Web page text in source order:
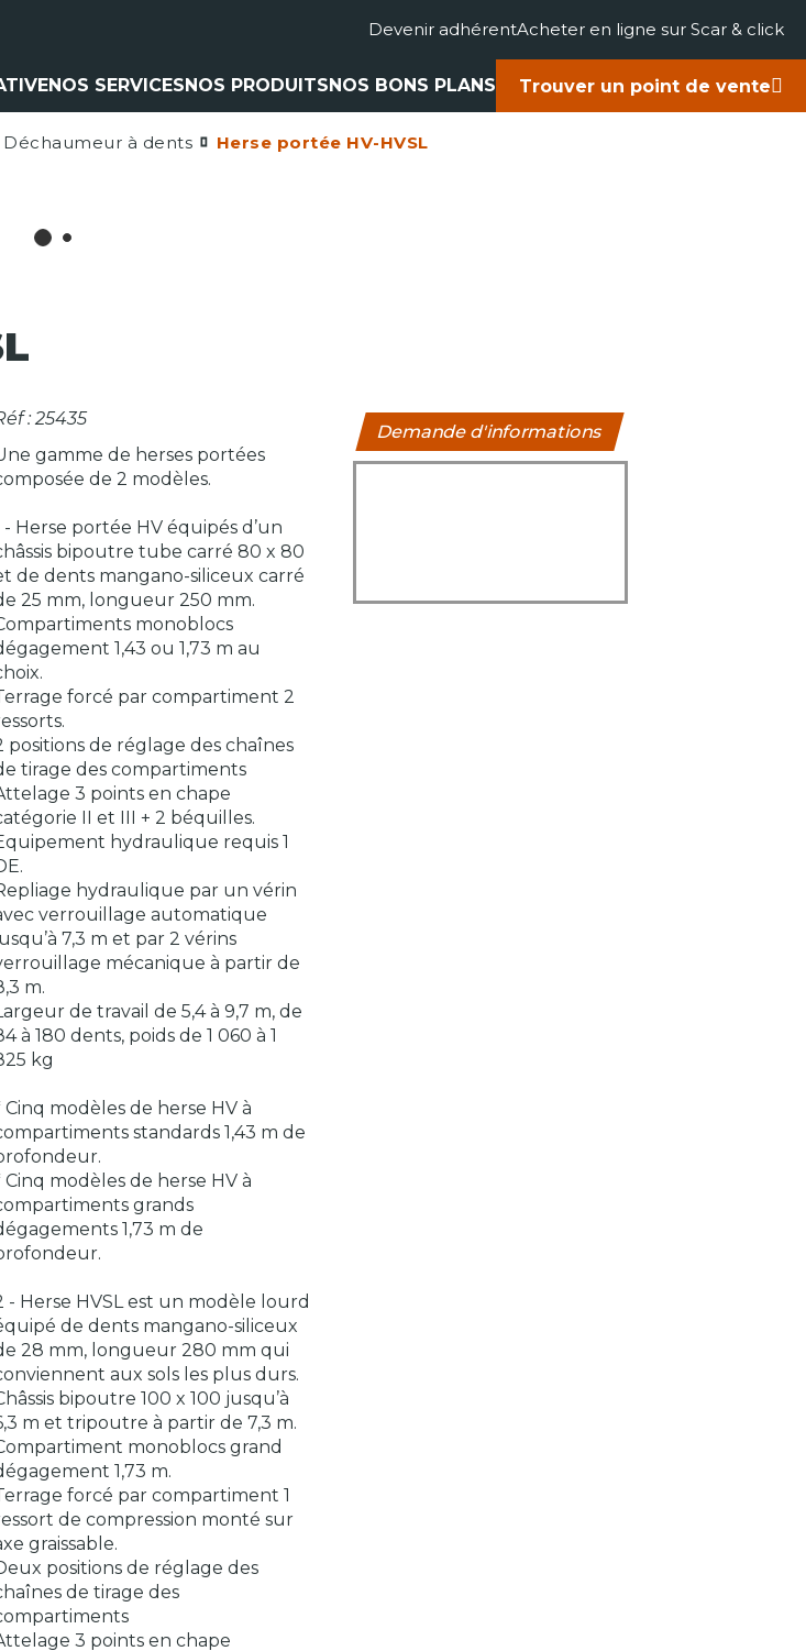
Devenir adhérentAcheter en ligne sur Scar & click
NOS SERVICES
Climatisation
NOS PRODUITS
Matériel agricole
NOS BONS PLANS Trouver un point de vente
Déchaumeur à dents Herse portée HV-HVSL
: 25435
gamme de herses portées
de 2 modèles.
- Herse portée HV équipés d’un
bipoutre tube carré 80 x 80
de dents mangano-siliceux carré
25 mm, longueur 250 mm.
monoblocs
1,43 ou 1,73 m au
forcé par compartiment 2
positions de réglage des chaînes
tirage des compartiments
3 points en chape
II et III + 2 béquilles.
hydraulique requis 1
hydraulique par un vérin
verrouillage automatique
7,3 m et par 2 vérins
mécanique à partir de
m.
de travail de 5,4 à 9,7 m, de
à 180 dents, poids de 1 060 à 1
kg
Cinq modèles de herse HV à
standards 1,43 m de
Cinq modèles de herse HV à
grands
1,73 m de
- Herse HVSL est un modèle lourd
de dents mangano-siliceux
28 mm, longueur 280 mm qui
aux sols les plus durs.
bipoutre 100 x 100 jusqu’à
m et tripoutre à partir de 7,3 m.
monoblocs grand
1,73 m.
forcé par compartiment 1
de compression monté sur
graissable.
positions de réglage des
de tirage des
3 points en chape
Demande d'informations